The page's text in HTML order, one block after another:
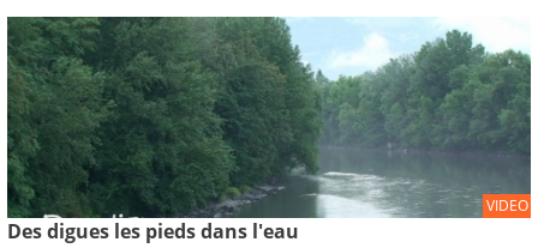
VIDEO
Des digues les pieds dans l'eau